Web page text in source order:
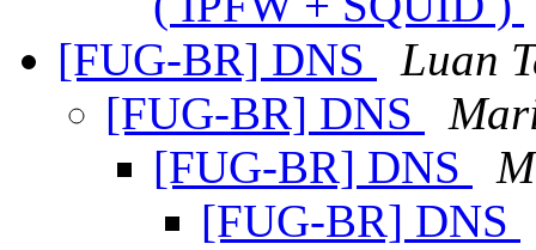
[FUG-BR] DNS
Luan
[FUG-BR] DNS
[FUG-BR] DNS
[FUG-BR] DNS